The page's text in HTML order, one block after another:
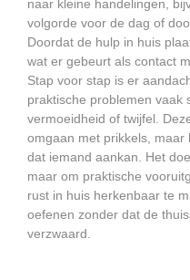
naar kleine handelingen,
volgorde voor de dag of
Doordat de hulp in huis
wat er gebeurt als contact
Stap voor stap is er
praktische problemen vaak
vermoeidheid of twijfel.
omgaan met prikkels,
dat iemand aankan. Het
maar om praktische
rust in huis herkenbaar te
oefenen zonder dat de
verzwaard.